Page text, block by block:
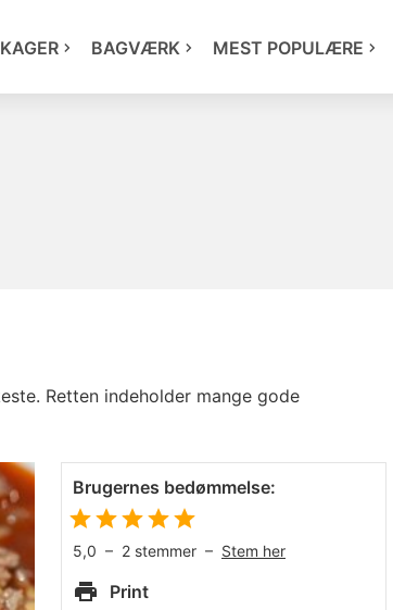
KAGER BAGVÆRK MEST POPULÆRE
Retten indeholder mange gode
Brugernes bedømmelse:
5,0 – 2 stemmer – Stem her
Print